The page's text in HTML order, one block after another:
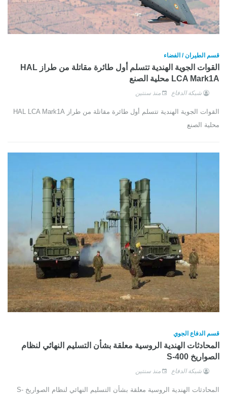
قسم الطيران / الفضاء
القوات الجوية الهندية تتسلم أول طائرة مقاتلة من طراز HAL
LCA Mark1A محلية الصنع
شبكة الدفاع منذ سنتين
القوات الجوية الهندية تتسلم أول طائرة مقاتلة من طراز HAL LCA Mark1A
محلية الصنع
قسم الدفاع الجوي
المحادثات الهندية الروسية معلقة بشأن التسليم النهائي لنظام
الصواريخ S-400
شبكة الدفاع منذ سنتين
المحادثات الهندية الروسية معلقة بشأن التسليم النهائي لنظام الصواريخ S-